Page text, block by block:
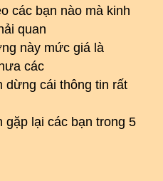
các bạn nào mà kinh
quan
này mức giá là
các
dừng cái thông tin rất
gặp lại các bạn trong 5